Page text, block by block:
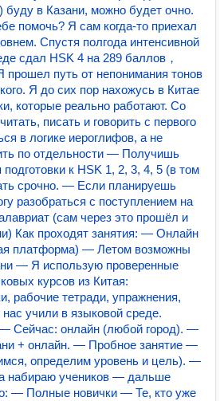
в Казани, можно будет очно.
помочь? Я сам когда-то приехал
Спустя полгода интенсивной
сдал HSK 4 на 289 баллов，
прошел путь от непонимания тонов
Я до сих пор нахожусь в Китае
которые реально работают. Со
писать и говорить с первого
в логике иероглифов, а не
по отдельности — Получишь
к HSK 1, 2, 3, 4, 5 (в том
срочно. — Если планируешь
разобраться с поступлением на
(сам через это прошёл и
Как проходят занятия: — Онлайн
платформа) — Летом возможны
— Я использую проверенные
курсов из Китая:
рабочие тетради, упражнения,
учили в языковой среде.
Сейчас: онлайн (любой город). —
+ онлайн. — Пробное занятие —
определим уровень и цель). —
набираю учеников — дальше
— Полные новички — Те, кто уже